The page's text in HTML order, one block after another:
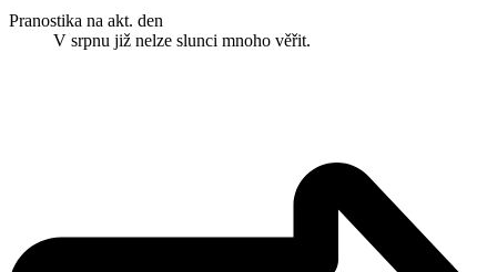
Pranostika na akt. den
V srpnu již nelze slunci mnoho věřit.